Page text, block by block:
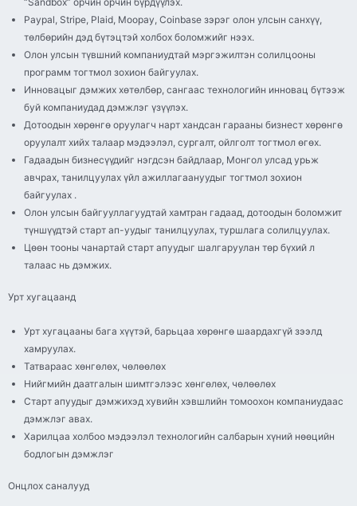
Paypal, Stripe, Plaid, Moopay, Coinbase зэрэг олон улсын санхүү,
төлбөрийн дэд бүтэцтэй холбох боломжийг нээх.
Олон улсын түвшний компаниудтай мэргэжилтэн солилцооны
программ тогтмол зохион байгуулах.
Инновацыг дэмжих хөтөлбөр, сангаас технологийн инновац бүтээж
буй компаниудад дэмжлэг үзүүлэх.
Дотоодын хөрөнгө оруулагч нарт хандсан гарааны бизнест хөрөнгө
оруулалт хийх талаар мэдээлэл, сургалт, ойлголт тогтмол өгөх.
Гадаадын бизнесүүдийг нэгдсэн байдлаар, Монгол улсад урьж
авчрах, танилцуулах үйл ажиллагаануудыг тогтмол зохион
байгуулах .
Олон улсын байгууллагуудтай хамтран гадаад, дотоодын боломжит
түншүүдтэй старт ап-уудыг танилцуулах, туршлага солилцуулах.
Цөөн тооны чанартай старт апуудыг шалгаруулан төр бүхий л
талаас нь дэмжих.
Урт хугацаанд
Урт хугацааны бага хүүтэй, барьцаа хөрөнгө шаардахгүй зээлд
хамруулах.
Татвараас хөнгөлөх, чөлөөлөх
Нийгмийн даатгалын шимтгэлээс хөнгөлөх, чөлөөлөх
Старт апуудыг дэмжихэд хувийн хэвшлийн томоохон компаниудаас
дэмжлэг авах.
Харилцаа холбоо мэдээлэл технологийн салбарын хүний нөөцийн
бодлогын дэмжлэг
Онцлох саналууд